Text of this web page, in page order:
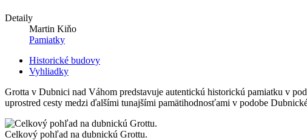
Detaily
Martin Kiňo
Pamiatky
Historické budovy
Vyhliadky
Grotta v Dubnici nad Váhom predstavuje autentickú historickú pamiatku v
uprostred cesty medzi ďalšími tunajšími pamätihodnosťami v podobe
Celkový pohľad na dubnickú Grottu.